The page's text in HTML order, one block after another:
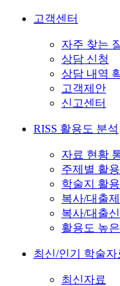
고객센터
자주 찾는
상담 신청
상담 내역
고객제안
신고센터
RISS 활용도 분석
자료 현황
주제별 활
학술지 활
복사/대출
복사/대출
활용도 높은
최신/인기 학술자
최신자료